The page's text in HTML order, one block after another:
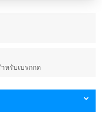
หรับเบรกกด